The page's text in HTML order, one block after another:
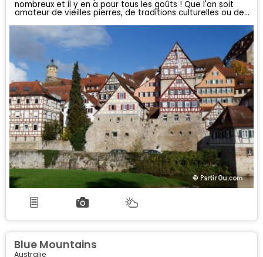
nombreux et il y en a pour tous les goûts ! Que l'on soit
amateur de vieilles pierres, de traditions culturelles ou de
Blue Mountains
Australie